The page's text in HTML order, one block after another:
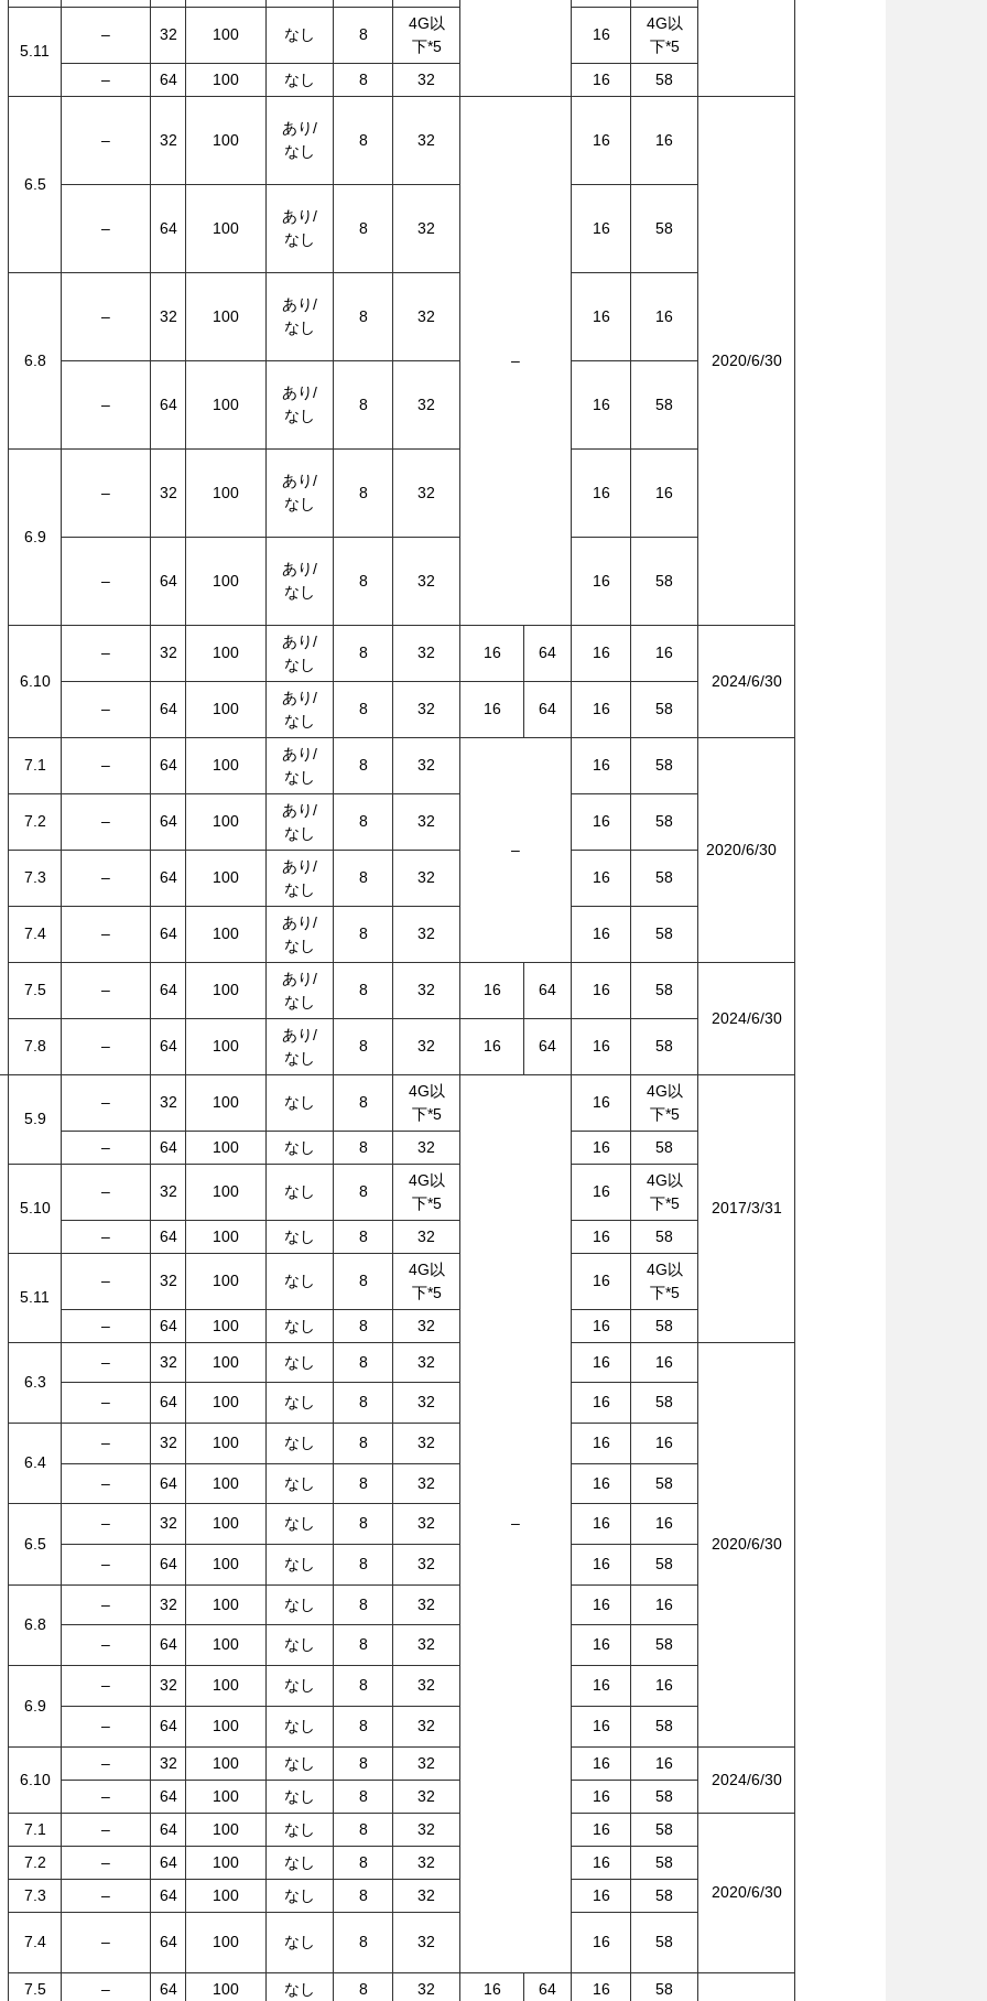
5.11
– 32 100 なし 8
4G以
下*5
16
4G以
下*5
–
64 100 なし 8 32 16 58
6.5
– 32 100
あり/
なし
8 32
–
16 16
2020/6/30
– 64 100
あり/
なし
8 32 16 58
6.8
– 32 100
あり/
なし
8 32 16 16
– 64 100
あり/
なし
8 32 16 58
6.9
– 32 100
あり/
なし
8 32 16 16
– 64 100
あり/
なし
8 32 16 58
6.10
– 32 100
あり/
なし
8 32 16 64 16
16
2024/6/30
–
64 100
あり/
なし
8 32 16 64 16 58
7.1 – 64 100
あり/
なし
8 32
–
16 58
2020/6/30
7.2 – 64 100
あり/
なし
8 32 16 58
7.3 – 64 100
あり/
なし
8 32 16 58
7.4 – 64 100
あり/
なし
8 32 16 58
7.5 – 64 100
あり/
なし
8 32 16 64 16
58
2024/6/30
7.8
– 64 100
あり/
なし
8 32 16 64 16 58
5.9
– 32 100 なし 8
4G以
下*5
–
16
4G以
下*5
2017/3/31
– 64 100 なし 8 32 16 58
5.10
– 32 100 なし 8
4G以
下*5
16
4G以
下*5
–
64 100 なし 8 32 16 58
5.11
– 32 100 なし 8
4G以
下*5
16
4G以
下*5
–
64 100 なし 8 32 16 58
6.3
– 32 100 なし 8 32 16 16
2020/6/30
– 64 100 なし 8 32 16 58
6.4
– 32 100 なし 8 32 16 16
– 64 100 なし 8 32 16 58
6.5
– 32 100 なし 8 32 16 16
– 64 100 なし 8 32 16 58
6.8
– 32 100 なし 8 32 16 16
– 64 100 なし 8 32 16 58
6.9
– 32 100 なし 8 32 16 16
– 64 100 なし 8 32 16 58
6.10
– 32 100 なし 8 32 16
16
2024/6/30
–
64 100 なし 8 32 16
58
7.1
– 64 100 なし 8 32 16 58
2020/6/30
7.2 – 64 100 なし 8 32 16
58
7.3
– 64 100 なし 8 32 16 58
7.4 – 64 100 なし 8 32 16 58
7.5 – 64 100 なし 8 32 16 64 16 58